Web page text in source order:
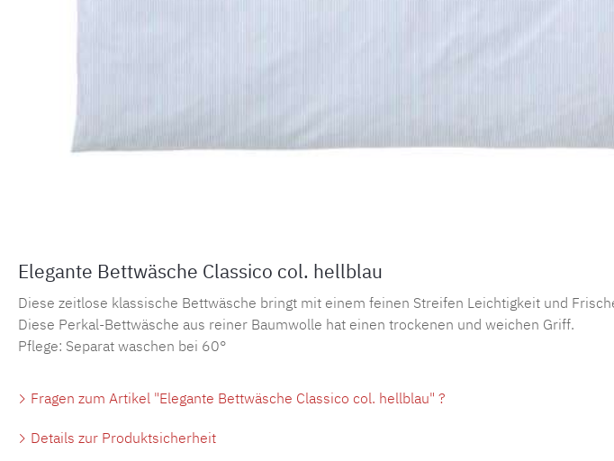
Elegante Bettwäsche Classico col. hellblau
Diese zeitlose klassische Bettwäsche bringt mit einem feinen Streifen Leichtigkeit und
Diese Perkal-Bettwäsche aus reiner Baumwolle hat einen trockenen und weichen Griff.
Pflege: Separat waschen bei 60°
Fragen zum Artikel "Elegante Bettwäsche Classico col. hellblau" ?
Details zur Produktsicherheit